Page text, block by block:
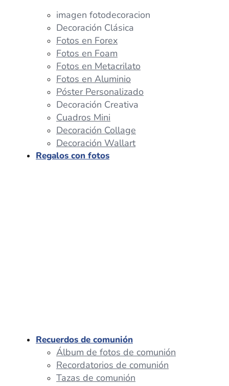
imagen fotodecoracion
Decoración Clásica
Fotos en Forex
Fotos en Foam
Fotos en Metacrilato
Fotos en Aluminio
Póster Personalizado
Decoración Creativa
Cuadros Mini
Decoración Collage
Decoración Wallart
Regalos con fotos
Recuerdos de comunión
Álbum de fotos de comunión
Recordatorios de comunión
Tazas de comunión